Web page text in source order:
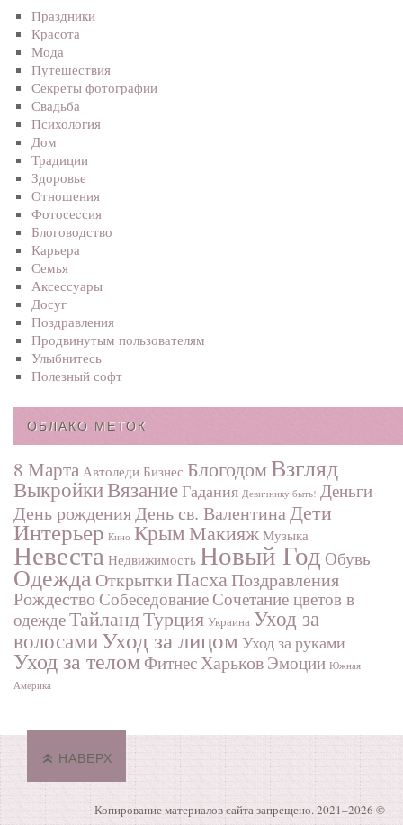
Праздники
Красота
Мода
Путешествия
Секреты фотографии
Свадьба
Психология
Дом
Традиции
Здоровье
Отношения
Фотосеcсия
Блоговодство
Карьера
Семья
Аксессуары
Досуг
Поздравления
Продвинутым пользователям
Улыбнитесь
Полезный софт
ОБЛАКО МЕТОК
8 Марта Автоледи Бизнес БлогодомВзгляд
ВыкройкиВязаниеГадания Девичнику быть! Деньги
День рожденияДень св. ВалентинаДети
Интерьер Кино КрымМакияж Музыка
Невеста Недвижимость Новый Год Обувь
Одежда ОткрыткиПасхаПоздравления
РождествоСобеседованиеСочетание цветов в
одеждеТайландТурция Украина Уход за
волосамиУход за лицом Уход за руками
Уход за теломФитнесХарьков Эмоции Южная
Америка
НАВЕРХ
Копирование материалов сайта запрещено. 2021–2026 ©